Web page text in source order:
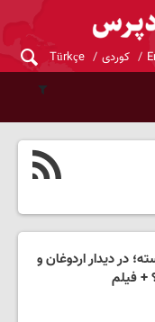
کوردی Türkçe
در دیدار اردوغان و
فیلم